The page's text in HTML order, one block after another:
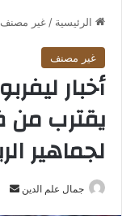
الرئيسية / غير مصنف
غير مصنف
أخبار
يقترب من
لجماهير
جمال علم الدين